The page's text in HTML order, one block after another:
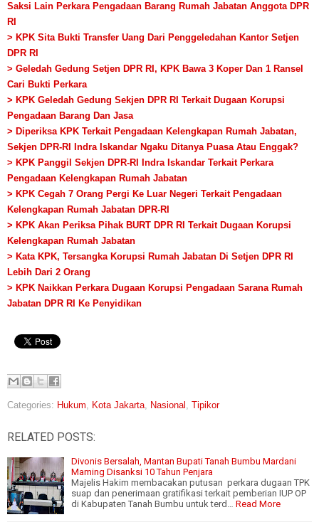
Saksi Lain Perkara Pengadaan Barang Rumah Jabatan Anggota DPR
RI
> KPK Sita Bukti Transfer Uang Dari Penggeledahan Kantor Setjen
DPR RI
> Geledah Gedung Setjen DPR RI, KPK Bawa 3 Koper Dan 1 Ransel
Cari Bukti Perkara
> KPK Geledah Gedung Sekjen DPR RI Terkait Dugaan Korupsi
Pengadaan Barang Dan Jasa
> Diperiksa KPK Terkait Pengadaan Kelengkapan Rumah Jabatan,
Sekjen DPR-RI Indra Iskandar Ngaku Ditanya Puasa Atau Enggak?
> KPK Panggil Sekjen DPR-RI Indra Iskandar Terkait Perkara
Pengadaan Kelengkapan Rumah Jabatan
> KPK Cegah 7 Orang Pergi Ke Luar Negeri Terkait Pengadaan
Kelengkapan Rumah Jabatan DPR-RI
> KPK Akan Periksa Pihak BURT DPR RI Terkait Dugaan Korupsi
Kelengkapan Rumah Jabatan
> Kata KPK, Tersangka Korupsi Rumah Jabatan Di Setjen DPR RI
Lebih Dari 2 Orang
> KPK Naikkan Perkara Dugaan Korupsi Pengadaan Sarana Rumah
Jabatan DPR RI Ke Penyidikan
Categories: Hukum Kota Jakarta Nasional Tipikor
RELATED POSTS:
Divonis Bersalah, Mantan Bupati Tanah Bumbu Mardani
Maming Disanksi 10 Tahun Penjara
Majelis Hakim membacakan putusan perkara dugaan TPK
suap dan penerimaan gratifikasi terkait pemberian IUP OP
di Kabupaten Tanah Bumbu untuk terd…
Read More